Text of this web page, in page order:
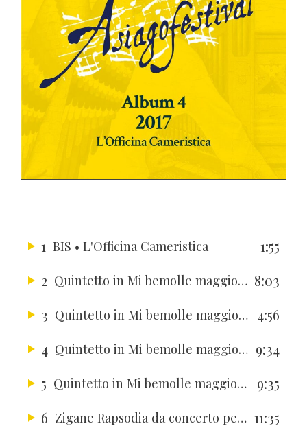
1 BIS • L'Officina Cameristica
1:55
2
Quintetto in Mi bemolle maggiore per pianoforte e archi op. 44 8:03
3
Quintetto in Mi bemolle maggiore per pianoforte e archi op. 44 4:56
4
Quintetto in Mi bemolle maggiore per pianoforte e archi op. 44 9:34
5
Quintetto in Mi bemolle maggiore per pianoforte e archi op. 44
9:35
6
Zigane Rapsodia da concerto per violino e pianoforte 11:35